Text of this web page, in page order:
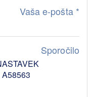
Vaša e-pošta *
Sporočilo